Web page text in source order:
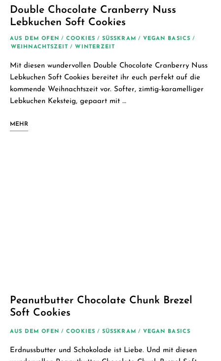
Double Chocolate Cranberry Nuss
Lebkuchen Soft Cookies
AUS DEM OFEN / COOKIES / SÜSSKRAM / VEGAN BASICS /
WEIHNACHTSZEIT
/ WINTERZEIT
Mit diesen wundervollen Double Chocolate Cranberry Nuss
Lebkuchen Soft Cookies bereitet ihr euch perfekt auf die
kommende Weihnachtszeit vor. Softer, zimtig-karamelliger
Lebkuchen Keksteig, gepaart mit …
MEHR
Peanutbutter Chocolate Chunk Brezel
Soft Cookies
AUS DEM OFEN / COOKIES / SÜSSKRAM / VEGAN BASICS
Erdnussbutter und Schokolade ist Liebe. Und mit diesen